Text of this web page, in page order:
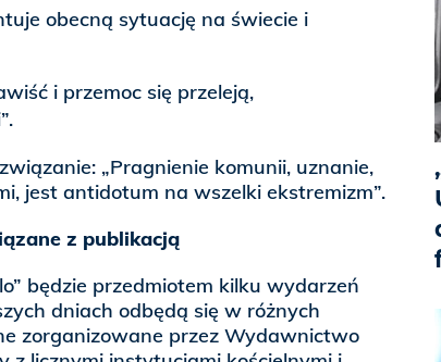
obecną sytuację na świecie i
i przemoc się przeleją,
„Pragnienie komunii, uznanie,
jest antidotum na wszelki ekstremizm”.
z publikacją
będzie przedmiotem kilku wydarzeń
dniach odbędą się w różnych
zorganizowane przez Wydawnictwo